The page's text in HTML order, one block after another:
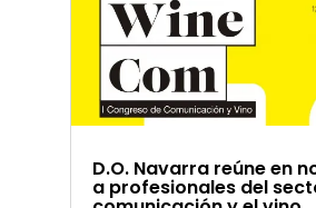
D.O. Navarra reúne en
a profesionales del